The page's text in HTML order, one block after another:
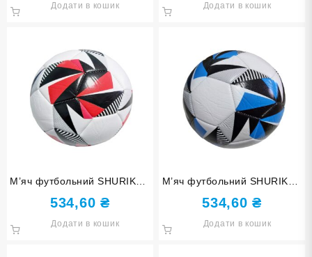
Додати в кошик Додати в кошик
М’яч футбольний SHURIKEN
FT-2314-red
534,60 ₴
Додати в кошик
М’яч футбольний SHURIKEN
FT-2314-blue
534,60₴
Додати в кошик